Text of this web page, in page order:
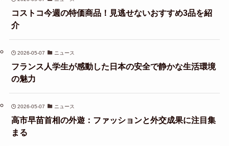
コストコ今週の特価商品！見逃せないおすすめ3品を紹
介
2026-05-07 ニュース
フランス人学生が感動した日本の安全で静かな生活環境
の魅力
2026-05-07 ニュース
高市早苗首相の外遊：ファッションと外交成果に注目集
まる